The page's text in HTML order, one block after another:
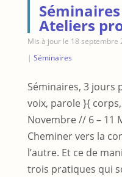
Ateliers
Mis à jour le 18
| Séminaires
Séminaires, 3 jours
voix, parole }{
Novembre // 6 – 11
Cheminer vers la
l’autre. Et ce de
trois pratiques qui